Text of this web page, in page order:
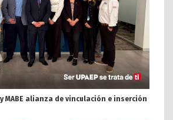
MABE alianza de vinculación e inserción